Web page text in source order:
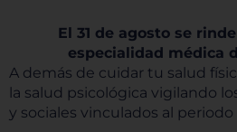
El 31 de agosto se
especialidad médica
A demás de cuidar tu salud
la salud psicológica vigilando
y sociales vinculados al